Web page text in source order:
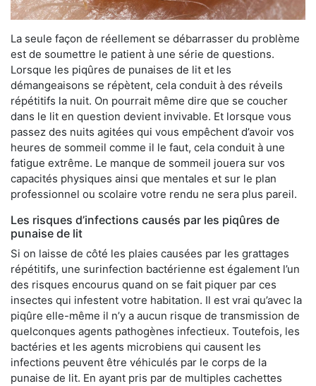
La seule façon de réellement se débarrasser du problème
est de soumettre le patient à une série de questions.
Lorsque les piqûres de punaises de lit et les
démangeaisons se répètent, cela conduit à des réveils
répétitifs la nuit. On pourrait même dire que se coucher
dans le lit en question devient invivable. Et lorsque vous
passez des nuits agitées qui vous empêchent d’avoir vos
heures de sommeil comme il le faut, cela conduit à une
fatigue extrême. Le manque de sommeil jouera sur vos
capacités physiques ainsi que mentales et sur le plan
professionnel ou scolaire votre rendu ne sera plus pareil.
Les risques d’infections causés par les piqûres de
punaise de lit
Si on laisse de côté les plaies causées par les grattages
répétitifs, une surinfection bactérienne est également l’un
des risques encourus quand on se fait piquer par ces
insectes qui infestent votre habitation. Il est vrai qu’avec la
piqûre elle-même il n’y a aucun risque de transmission de
quelconques agents pathogènes infectieux. Toutefois, les
bactéries et les agents microbiens qui causent les
infections peuvent être véhiculés par le corps de la
punaise de lit. En ayant pris par de multiples cachettes